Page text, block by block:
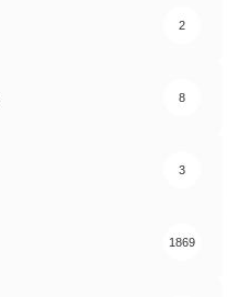
2
8
3
1869